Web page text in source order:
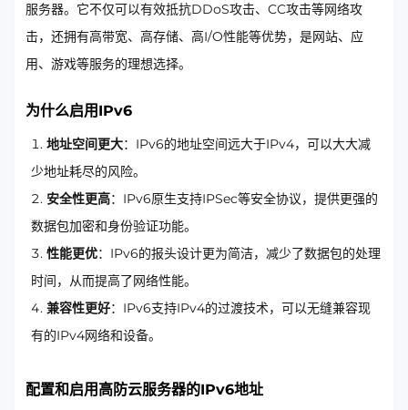
服务器。它不仅可以有效抵抗DDoS攻击、CC攻击等网络攻
击，还拥有高带宽、高存储、高I/O性能等优势，是网站、应
用、游戏等服务的理想选择。
为什么启用IPv6
地址空间更大：IPv6的地址空间远大于IPv4，可以大大减
少地址耗尽的风险。
安全性更高：IPv6原生支持IPSec等安全协议，提供更强的
数据包加密和身份验证功能。
性能更优：IPv6的报头设计更为简洁，减少了数据包的处理
时间，从而提高了网络性能。
兼容性更好：IPv6支持IPv4的过渡技术，可以无缝兼容现
有的IPv4网络和设备。
配置和启用高防云服务器的IPv6地址